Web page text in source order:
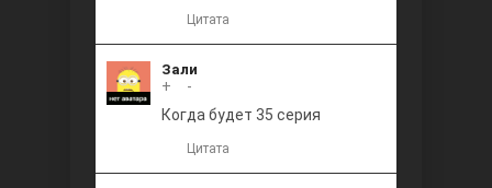
Цитата
Зали
+
-
Когда будет 35 серия
Цитата